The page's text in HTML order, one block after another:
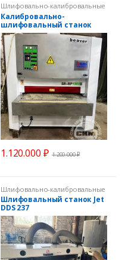
Шлифовально-калибровальные
станки
Калибровально-
шлифовальный станок
Beaver SR-RP 1300
1.120.000 ₽ 1.200.000₽
Шлифовально-калибровальные
станки Шлифовальные станки
Шлифовальный станок Jet
DDS 237